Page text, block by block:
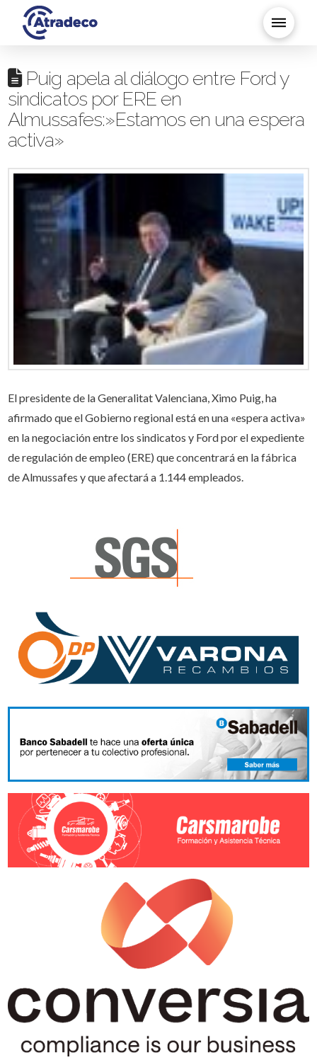
Puig apela al diálogo entre Ford y
sindicatos por ERE en
Almussafes:»Estamos en una espera
activa»
El presidente de la Generalitat Valenciana, Ximo Puig, ha
afirmado que el Gobierno regional está en una «espera activa»
en la negociación entre los sindicatos y Ford por el expediente
de regulación de empleo (ERE) que concentrará en la fábrica
de Almussafes y que afectará a 1.144 empleados.